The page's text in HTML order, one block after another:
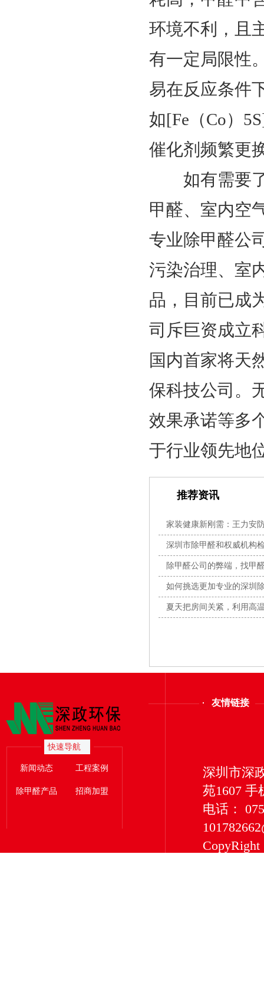
环境不利，且
有一定局限性
易在反应条件
如[Fe（Co）
催化剂频繁更
如有需要
甲醛、室内空
专业除甲醛公
污染治理、室
品，目前已成
司斥巨资成立
国内首家将天
保科技公司。
效果承诺等多
于行业领先地
推荐资讯
家装健康新刚需：王力安
全闭
深圳市除甲醛和权威机构
除甲醛公司的弊端，找甲
素？
如何挑选更加专业的深圳
夏天把房间关紧，利用高
快速导航
新闻动态 工程案例
除甲醛产品 招商加盟
友情链接
深圳市深
苑1607 手
电话：